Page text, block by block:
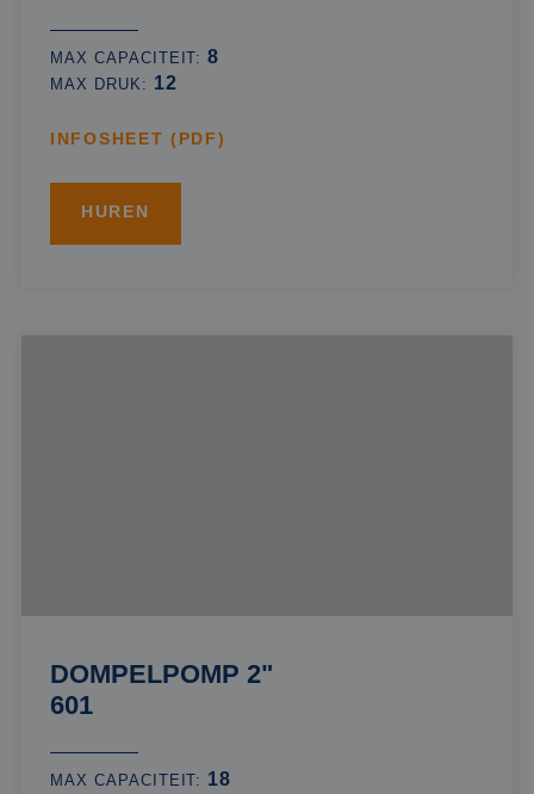
MAX CAPACITEIT:8
MAX DRUK: 12
INFOSHEET (PDF)
HUREN
DOMPELPOMP 2"
601
MAX CAPACITEIT: 18